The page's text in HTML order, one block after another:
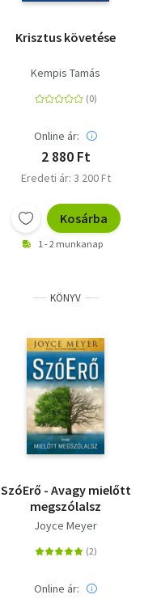
Krisztus követése
Kempis Tamás
Online ár:
2 880 Ft
Eredeti ár: 3 200 Ft
Kosárba
1 - 2 munkanap
KÖNYV
SzóErő - Avagy mielőtt
megszólalsz
Joyce Meyer
Online ár: